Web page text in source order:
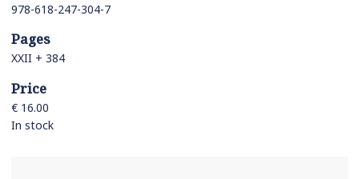
978-618-247-304-7
Pages
ΧΧΙΙ + 384
Price
€ 16.00
In stock